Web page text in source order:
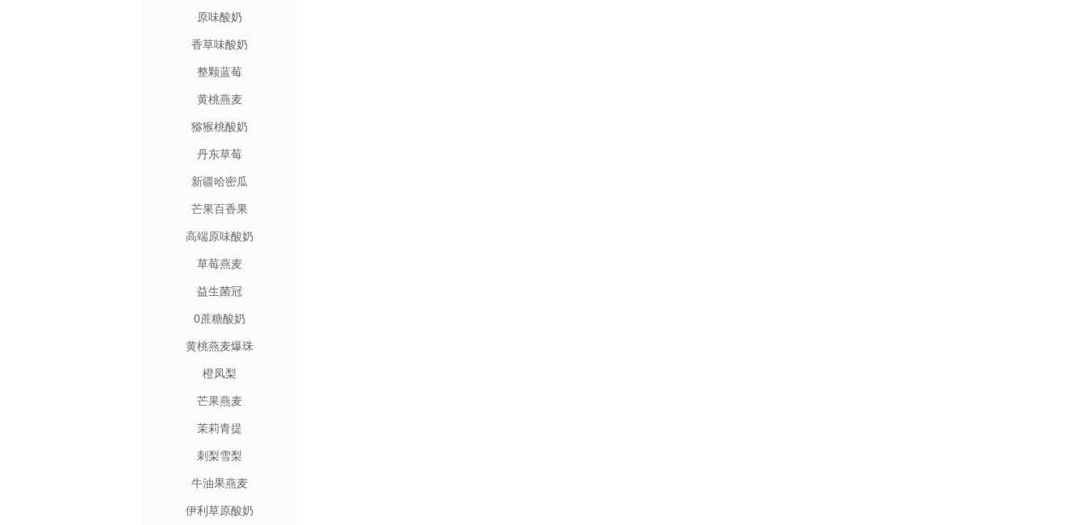
原味酸奶
香草味酸奶
整颗蓝莓
黄桃燕麦
猕猴桃酸奶
丹东草莓
新疆哈密瓜
芒果百香果
高端原味酸奶
草莓燕麦
益生菌冠
0蔗糖酸奶
黄桃燕麦爆珠
橙凤梨
芒果燕麦
茉莉青提
刺梨雪梨
牛油果燕麦
伊利草原酸奶